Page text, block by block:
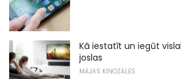
Kā iestatīt un iegūt
joslas
MĀJAS KINOZĀLES